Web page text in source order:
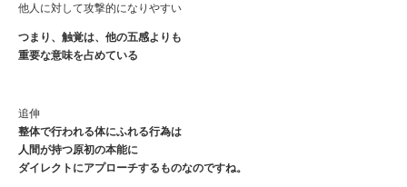
他人に対して攻撃的になりやすい
つまり、触覚は、他の五感よりも
重要な意味を占めている
追伸
整体で行われる体にふれる行為は
人間が持つ原初の本能に
ダイレクトにアプローチするものなのですね。